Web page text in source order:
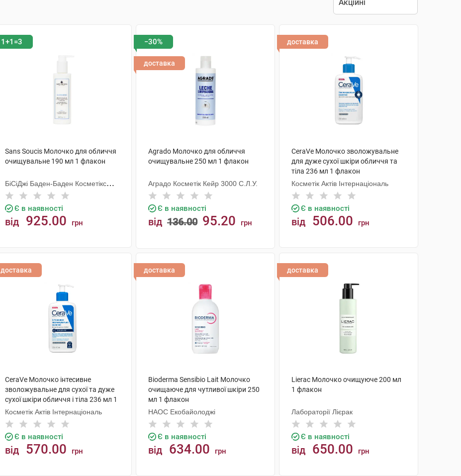
1+1=3
Sans Soucis Молочко для обличчя
очищувальне 190 мл 1 флакон
БіСіДжі Баден-Баден Косметікс
Груп Гмбх
Є в наявності
від 925.00 грн
−30%
доставка
Agrado Молочко для обличчя
очищувальне 250 мл 1 флакон
Аградо Косметік Кейр 3000 С.Л.У.
Є в наявності
від 136.00 95.20 грн
доставка
CeraVe Молочко зволожувальне
для дуже сухої шкіри обличчя та
тіла 236 мл 1 флакон
Косметік Актів Інтернаціональ
Є в наявності
від 506.00 грн
доставка
CeraVe Молочко інтесивне
зволожувальне для сухої та дуже
сухої шкіри обличчя і тіла 236 мл 1
флакон
Косметік Актів Інтернаціональ
Є в наявності
від 570.00 грн
доставка
Bioderma Sensibio Lait Молочко
очищаюче для чутливої шкіри 250
мл 1 флакон
НАОС Екобайолоджі
Є в наявності
від 634.00 грн
доставка
Lierac Молочко очищуюче 200 мл
1 флакон
Лабораторії Лієрак
Є в наявності
від 650.00 грн